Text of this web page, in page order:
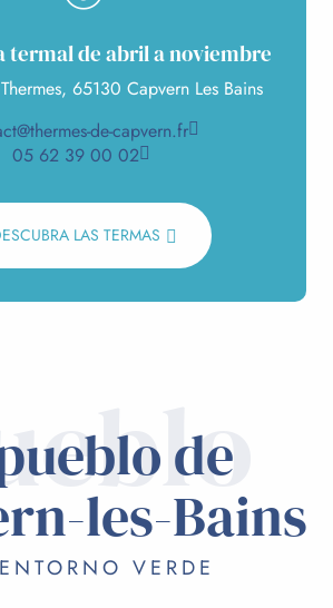
termal de abril a noviembre
65130 Capvern Les Bains
de-capvern.fr
05 62 39 00 02
LAS TERMAS
de
les-Bains
VERDE